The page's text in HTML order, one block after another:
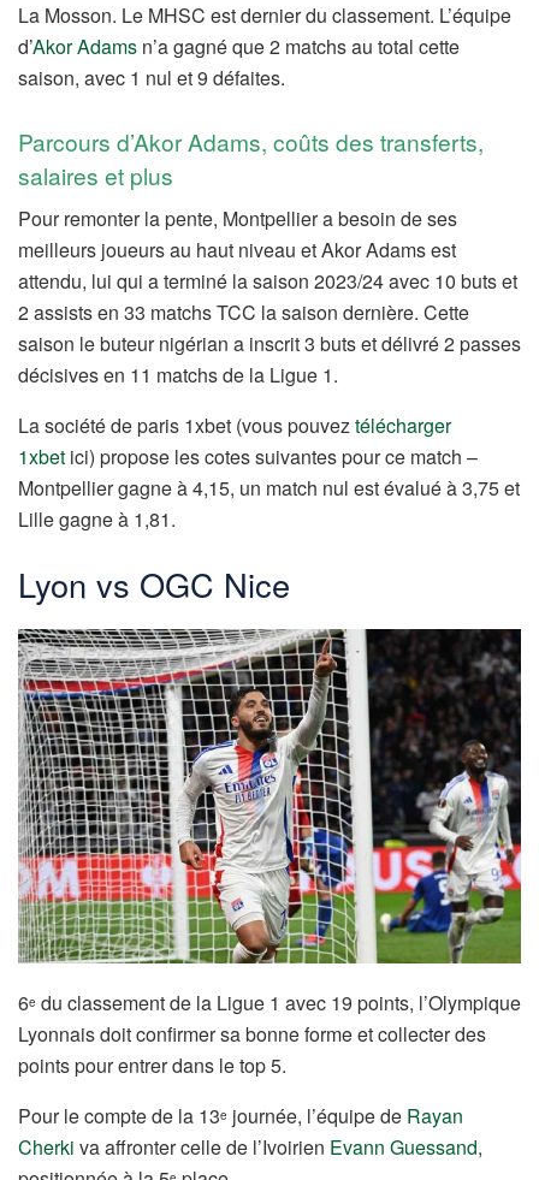
La Mosson. Le MHSC est dernier du classement. L’équipe
d’Akor Adams n’a gagné que 2 matchs au total cette
saison, avec 1 nul et 9 défaites.
Parcours d’Akor Adams, coûts des transferts,
salaires et plus
Pour remonter la pente, Montpellier a besoin de ses
meilleurs joueurs au haut niveau et Akor Adams est
attendu, lui qui a terminé la saison 2023/24 avec 10 buts et
2 assists en 33 matchs TCC la saison dernière. Cette
saison le buteur nigérian a inscrit 3 buts et délivré 2 passes
décisives en 11 matchs de la Ligue 1.
La société de paris 1xbet (vous pouveztélécharger
1xbet ici) propose les cotes suivantes pour ce match –
Montpellier gagne à 4,15, un match nul est évalué à 3,75 et
Lille gagne à 1,81.
Lyon vs OGC Nice
6e du classement de la Ligue 1 avec 19 points, l’Olympique
Lyonnais doit confirmer sa bonne forme et collecter des
points pour entrer dans le top 5.
Pour le compte de la 13e journée, l’équipe de Rayan
Cherki va affronter celle de l’Ivoirien Evann Guessand,